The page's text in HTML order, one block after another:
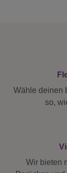
Wähle deinen
so,
Wir bieten